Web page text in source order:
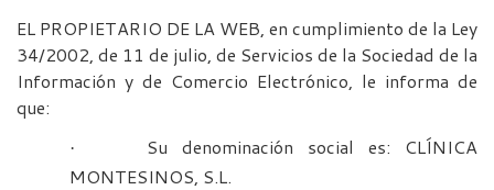
EL PROPIETARIO DE LA WEB, en cumplimiento de la Ley
34/2002, de 11 de julio, de Servicios de la Sociedad de la
Información y de Comercio Electrónico, le informa de
que:
·
Su denominación social es: CLÍNICA
MONTESINOS, S.L.